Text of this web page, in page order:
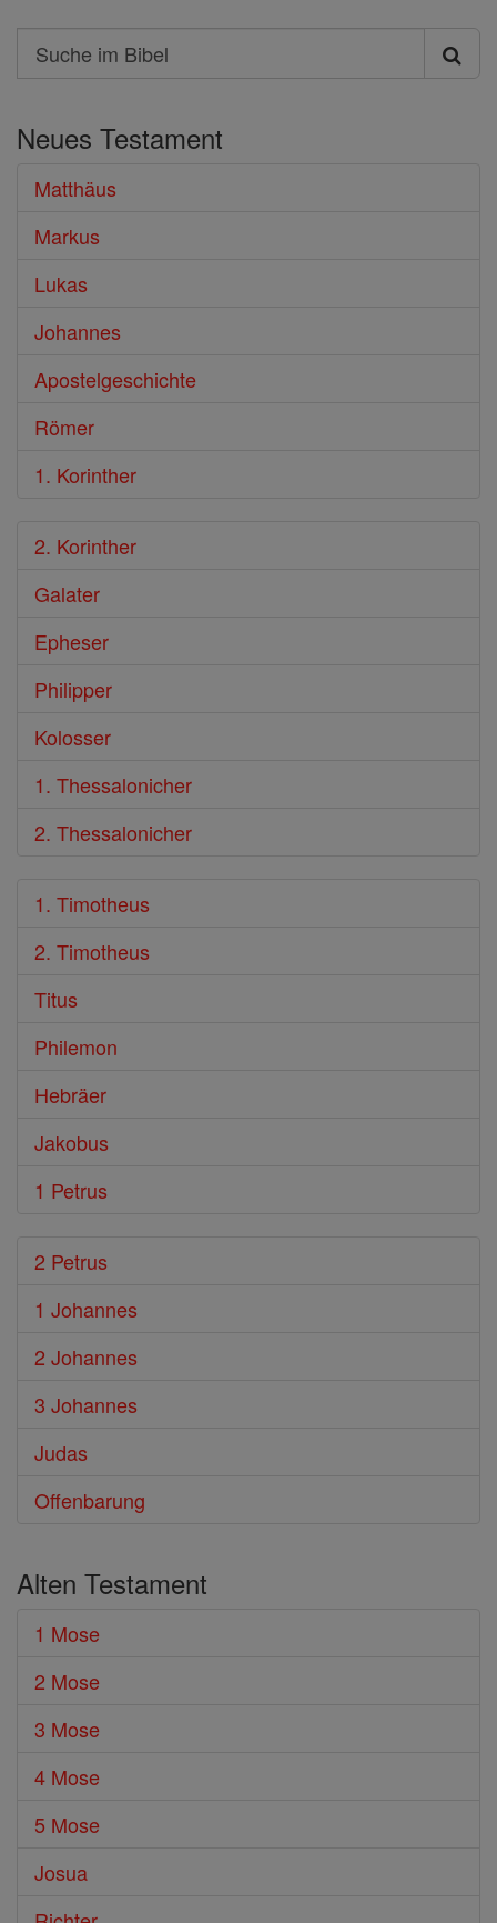
Search
Suche
Bibel
Neues Testament
Matthäus
Markus
Lukas
Johannes
Apostelgeschichte
Römer
1. Korinther
2. Korinther
Galater
Epheser
Philipper
Kolosser
1. Thessalonicher
2. Thessalonicher
1. Timotheus
2. Timotheus
Titus
Philemon
Hebräer
Jakobus
1 Petrus
2 Petrus
1 Johannes
2 Johannes
3 Johannes
Judas
Offenbarung
Alten Testament
1 Mose
2 Mose
3 Mose
4 Mose
5 Mose
Josua